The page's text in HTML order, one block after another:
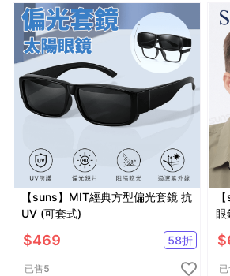
【suns】MIT經典方型偏光套鏡 抗
UV (可套式)
$469 58折
已售5
眼
$